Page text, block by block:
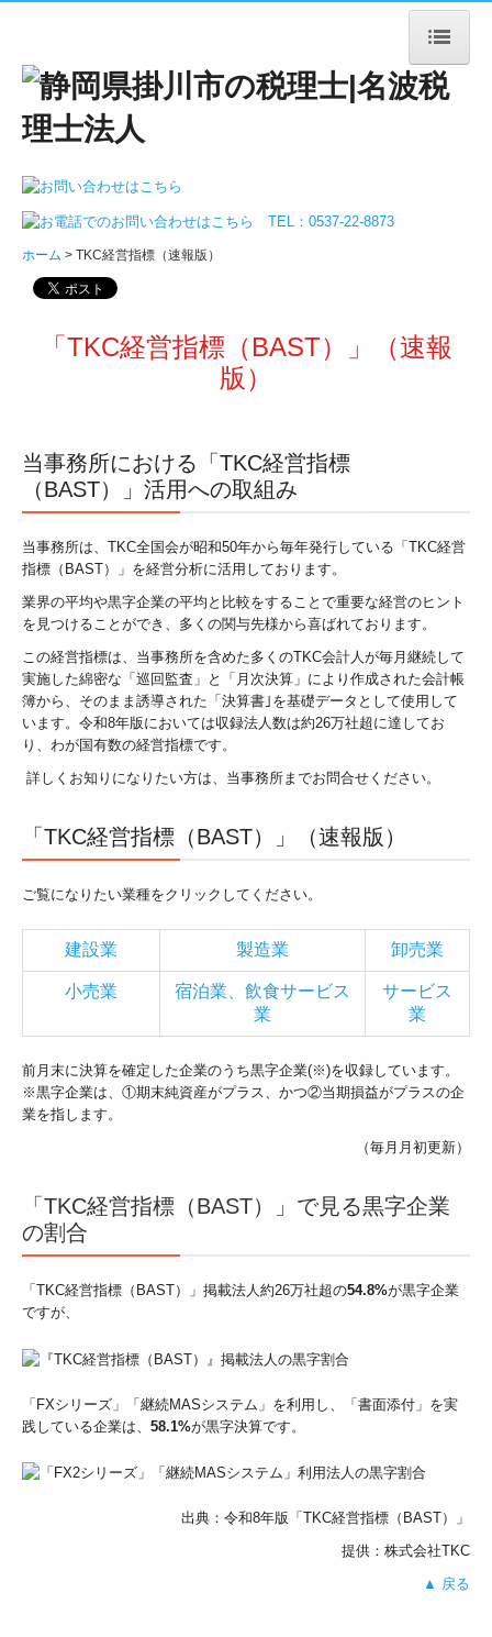
ホーム
ごあいさつ
法人概要
デジタル化支援
相続税の申告
お客様のシステム活用事例
セミナー案内
採用情報
採用メッセージ
スタッフインタビュー
料金案内
補助金・助成金・融資情報
プライバシーポリシー
ホーム TKC経営指標（速報版）
「TKC経営指標（BAST）」
（速報
版）
当事務所における「TKC経営指標
（BAST）」活用への取組み
当事務所は、TKC全国会が昭和50年から毎年発行している「TKC経営
指標（BAST）」を経営分析に活用しております。
業界の平均や黒字企業の平均と比較をすることで重要な経営のヒント
を見つけることができ、多くの関与先様から喜ばれております。
この経営指標は、当事務所を含めた多くのTKC会計人が毎月継続して
実施した綿密な「巡回監査」と「月次決算」により作成された会計帳
簿から、そのまま誘導された「決算書｣を基礎データとして使用して
います。令和8年版においては収録法人数は約26万社超に達してお
り、わが国有数の経営指標です。
詳しくお知りになりたい方は、当事務所までお問合せください。
「TKC経営指標（BAST）」（速報版）
ご覧になりたい業種をクリックしてください。
建設業 製造業 卸売業
小売業
宿泊業、飲食サービス
業
サービス
業
前月末に決算を確定した企業のうち黒字企業(※)を収録しています。
※黒字企業は、①期末純資産がプラス、かつ②当期損益がプラスの企
業を指します。
（毎月月初更新）
「TKC経営指標（BAST）」で見る黒字企業
の割合
「TKC経営指標（BAST）」掲載法人約26万社超の54.8%が黒字企業
ですが、
「FXシリーズ」「継続MASシステム」を利用し、「書面添付」を実
践している企業は、 58.1%が黒字決算です。
出典：令和8年版「TKC経営指標 （BAST）」
提供：株式会社TKC
▲ 戻る